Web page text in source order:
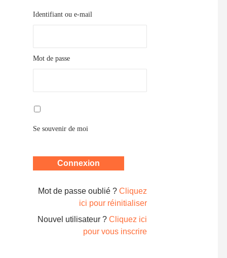
Identifiant ou e-mail
Mot de passe
Se souvenir de moi
Mot de passe oublié ? Cliquez
ici pour réinitialiser
Nouvel utilisateur ? Cliquez ici
pour vous inscrire